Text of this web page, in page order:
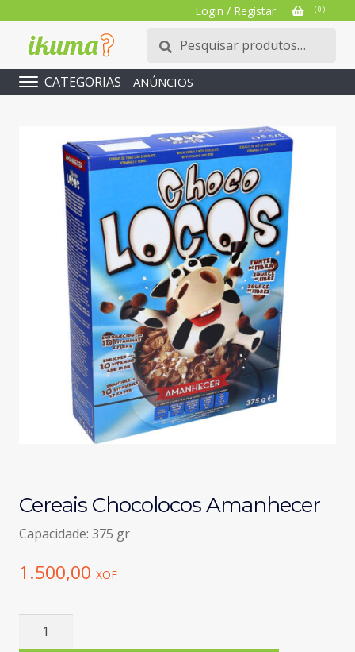
Login / Registar ( 0 )
Pesquisar
por:
Pesquisa
CATEGORIAS ANÚNCIOS
Cereais Chocolocos Amanhecer
Capacidade: 375 gr
1.500,00 XOF
Quantidade